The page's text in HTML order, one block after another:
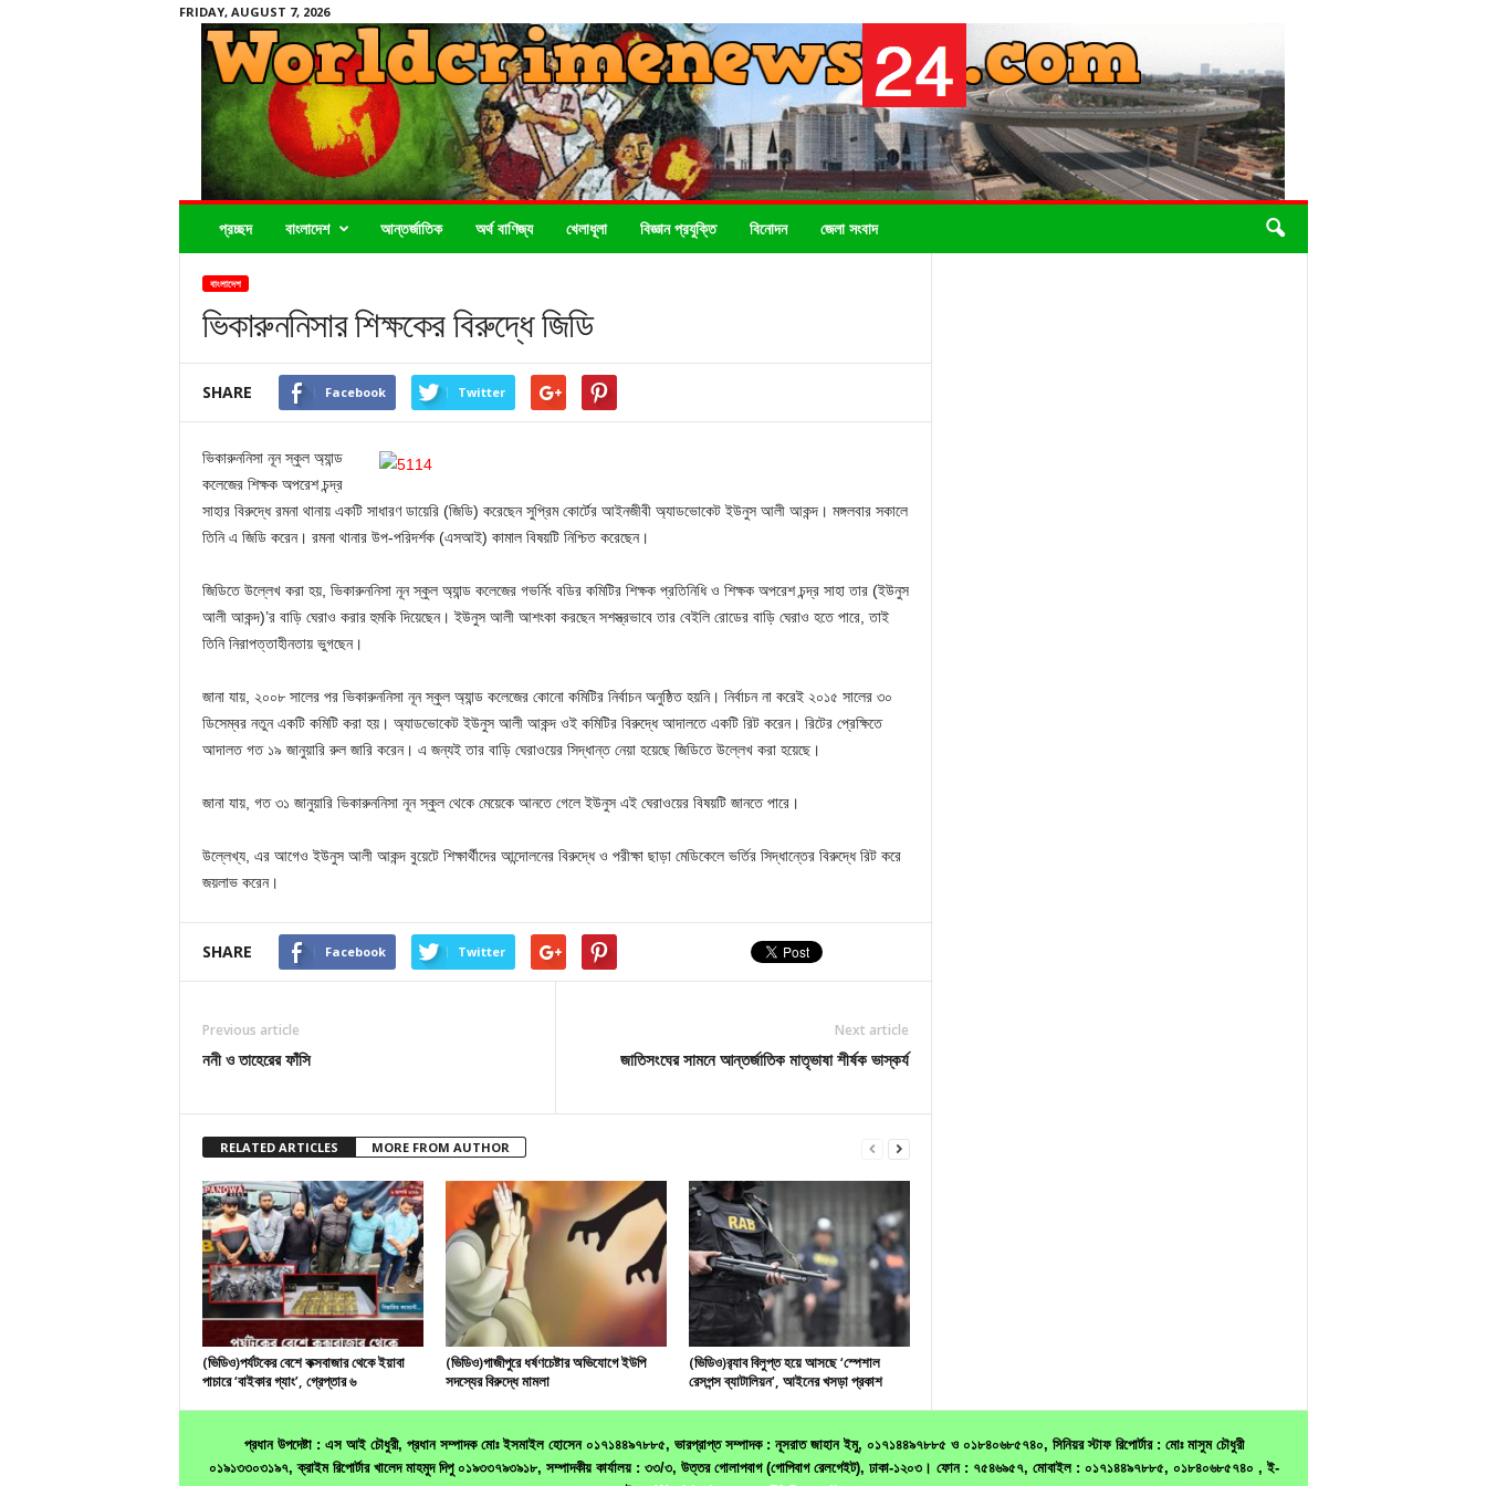
FRIDAY, AUGUST 7, 2026
প্রচ্ছদ বাংলাদেশ আন্তর্জাতিক অর্থ বাণিজ্য খেলাধূলা বিজ্ঞান প্রযুক্তি বিনোদন জেলা সংবাদ
বাংলাদেশ
ভিকারুননিসার শিক্ষকের বিরুদ্ধে জিডি
SHARE Facebook Twitter
ভিকারুননিসা নূন স্কুল অ্যান্ড
কলেজের শিক্ষক অপরেশ চন্দ্র
সাহার বিরুদ্ধে রমনা থানায় একটি সাধারণ ডায়েরি (জিডি) করেছেন সুপ্রিম কোর্টের আইনজীবী অ্যাডভোকেট ইউনুস আলী আকন্দ। মঙ্গলবার সকালে
তিনি এ জিডি করেন। রমনা থানার উপ-পরিদর্শক (এসআই) কামাল বিষয়টি নিশ্চিত করেছেন।
জিডিতে উল্লেখ করা হয়, ভিকারুননিসা নূন স্কুল অ্যান্ড কলেজের গভর্নিং বডির কমিটির শিক্ষক প্রতিনিধি ও শিক্ষক অপরেশ চন্দ্র সাহা তার (ইউনুস
আলী আকন্দ)’র বাড়ি ঘেরাও করার হুমকি দিয়েছেন। ইউনুস আলী আশংকা করছেন সশস্ত্রভাবে তার বেইলি রোডের বাড়ি ঘেরাও হতে পারে, তাই
তিনি নিরাপত্তাহীনতায় ভুগছেন।
জানা যায়, ২০০৮ সালের পর ভিকারুননিসা নূন স্কুল অ্যান্ড কলেজের কোনো কমিটির নির্বাচন অনুষ্ঠিত হয়নি। নির্বাচন না করেই ২০১৫ সালের ৩০
ডিসেম্বর নতুন একটি কমিটি করা হয়। অ্যাডভোকেট ইউনুস আলী আকন্দ ওই কমিটির বিরুদ্ধে আদালতে একটি রিট করেন। রিটের প্রেক্ষিতে
আদালত গত ১৯ জানুয়ারি রুল জারি করেন। এ জন্যই তার বাড়ি ঘেরাওয়ের সিদ্ধান্ত নেয়া হয়েছে জিডিতে উল্লেখ করা হয়েছে।
জানা যায়, গত ৩১ জানুয়ারি ভিকারুননিসা নূন স্কুল থেকে মেয়েকে আনতে গেলে ইউনুস এই ঘেরাওয়ের বিষয়টি জানতে পারে।
উল্লেখ্য, এর আগেও ইউনুস আলী আকন্দ বুয়েটে শিক্ষার্থীদের আন্দোলনের বিরুদ্ধে ও পরীক্ষা ছাড়া মেডিকেলে ভর্তির সিদ্ধান্তের বিরুদ্ধে রিট করে
জয়লাভ করেন।
SHARE Facebook Twitter
Previous article
ননী ও তাহেরের ফাঁসি
Next article
জাতিসংঘের সামনে আন্তর্জাতিক মাতৃভাষা শীর্ষক ভাস্কর্য
RELATED ARTICLES MORE FROM AUTHOR
(ভিডিও)পর্যটকের বেশে কক্সবাজার থেকে ইয়াবা
পাচারে ‘বাইকার গ্যাং’, গ্রেপ্তার ৬
(ভিডিও)গাজীপুরে ধর্ষণচেষ্টার অভিযোগে ইউপি
সদস্যের বিরুদ্ধে মামলা
(ভিডিও)র‌্যাব বিলুপ্ত হয়ে আসছে ‘স্পেশাল
রেসপন্স ব্যাটালিয়ন’, আইনের খসড়া প্রকাশ
প্রধান উপদেষ্টা : এস আই চৌধুরী, প্রধান সম্পাদক মোঃ ইসমাইল হোসেন ০১৭১৪৪৯৭৮৮৫, ভারপ্রাপ্ত সম্পাদক : নূসরাত জাহান ইমু, ০১৭১৪৪৯৭৮৮৫ ও ০১৮৪০৬৮৫৭৪০, সিনিয়র স্টাফ রিপোর্টার : মোঃ মাসুম চৌধুরী
০১৯১৩৩০৩১৯৭, ক্রাইম রিপোর্টার খালেদ মাহমুদ দিপু ০১৯৩৩৭৯৩৯১৮, সম্পাদকীয় কার্যালয় : ৩৩/৩, উত্তর গোলাপবাগ (গোপিবাগ রেলগেইট), ঢাকা-১২০৩। ফোন : ৭৫৪৬৯৫৭, মোবাইল : ০১৭১৪৪৯৭৮৮৫, ০১৮৪০৬৮৫৭৪০ , ই-